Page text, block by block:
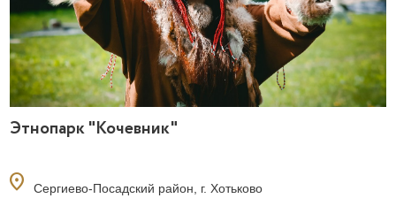
Этнопарк "Кочевник"
location_on Сергиево-Посадский район, г. Хотьково